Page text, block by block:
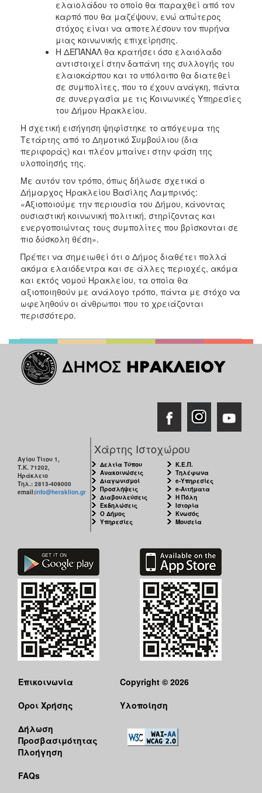
ΕΠΙΚΑΙΡΟΤΗΤΑ
ελαιολάδου το οποίο θα παραχθεί από τον
καρπό που θα μαζέψουν, ενώ απώτερος
στόχος είναι να αποτελέσουν τον πυρήνα
μιας κοινωνικής επιχείρησης.
Η ΔΕΠΑΝΑΛ θα κρατήσει όσο ελαιόλαδο
αντιστοιχεί στην δαπάνη της συλλογής του
ελαιοκάρπου και το υπόλοιπο θα διατεθεί
σε συμπολίτες, που το έχουν ανάγκη, πάντα
σε συνεργασία με τις Κοινωνικές Υπηρεσίες
του Δήμου Ηρακλείου.
Η σχετική εισήγηση ψηφίστηκε το απόγευμα της
Τετάρτης από το Δημοτικό Συμβούλιου (δια
περιφοράς) και πλέον μπαίνει στην φάση της
υλοποίησής της.
Με αυτόν τον τρόπο, όπως δήλωσε σχετικά ο
Δήμαρχος Ηρακλείου Βασίλης Λαμπρινός:
«Αξιοποιούμε την περιουσία του Δήμου, κάνοντας
ουσιαστική κοινωνική πολιτική, στηρίζοντας και
ενεργοποιώντας τους συμπολίτες που βρίσκονται σε
πιο δύσκολη θέση».
Πρέπει να σημειωθεί ότι ο Δήμος διαθέτει πολλά
ακόμα ελαιόδεντρα και σε άλλες περιοχές, ακόμα
και εκτός νομού Ηρακλείου, τα οποία θα
αξιοποιηθούν με ανάλογο τρόπο, πάντα με στόχο να
ωφεληθούν οι άνθρωποι που το χρειάζονται
περισσότερο.
Αγίου Τίτου 1,
Τ.Κ. 71202,
Ηράκλειο
Τηλ.: 2813-409000
email:info@heraklion.gr
Χάρτης Ιστοχώρου
Δελτία Τύπου
Ανακοινώσεις
Διαγωνισμοί
Προσλήψεις
Διαβουλεύσεις
Εκδηλώσεις
Ο Δήμος
Υπηρεσίες
Κ.Ε.Π.
Τηλέφωνα
e-Υπηρεσίες
e-Αιτήματα
Η Πόλη
Ιστορία
Κνωσός
Μουσεία
Επικοινωνία
Όροι Χρήσης
Δήλωση
Προσβασιμότητας
Πλοήγηση
FAQs
Copyright © 2026
Υλοποίηση